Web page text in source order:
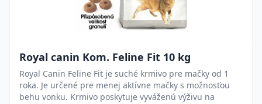
Royal canin Kom. Feline Fit 10 kg
Royal Canin Feline Fit je suché krmivo pre mačky od 1
roka. Je určené pre menej aktívne mačky s možnosťou
behu vonku. Krmivo poskytuje vyváženú výživu na